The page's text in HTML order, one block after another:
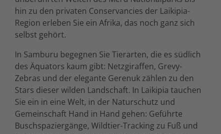
hin zu den privaten Conservancies der Laikipia-
Region erleben Sie ein Afrika, das noch ganz sich
selbst gehört.
In Samburu begegnen Sie Tierarten, die es südlich
des Äquators kaum gibt: Netzgiraffen, Grevy-
Zebras und der elegante Gerenuk zählen zu den
Stars dieser wilden Landschaft. In Laikipia tauchen
Sie ein in eine Welt, in der Naturschutz und
Gemeinschaft Hand in Hand gehen: Geführte
Buschspaziergänge, Wildtier-Tracking zu Fuß und